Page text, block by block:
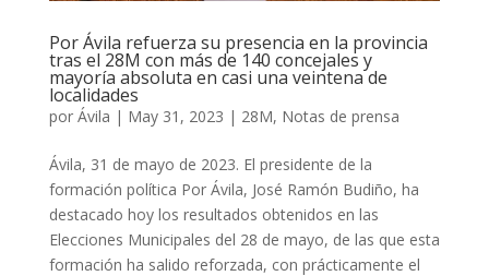
Por Ávila refuerza su presencia en la provincia
tras el 28M con más de 140 concejales y
mayoría absoluta en casi una veintena de
localidades
por Ávila | May 31, 2023 | 28M, Notas de prensa
Ávila, 31 de mayo de 2023. El presidente de la
formación política Por Ávila, José Ramón Budiño, ha
destacado hoy los resultados obtenidos en las
Elecciones Municipales del 28 de mayo, de las que esta
formación ha salido reforzada, con prácticamente el